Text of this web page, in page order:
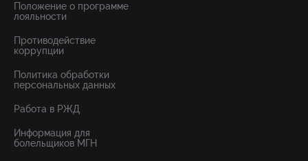
Положение о программе
лояльности
Противодействие
коррупции
Политика обработки
персональных данных
Работа в РЖД
Информация для
болельщиков МГН